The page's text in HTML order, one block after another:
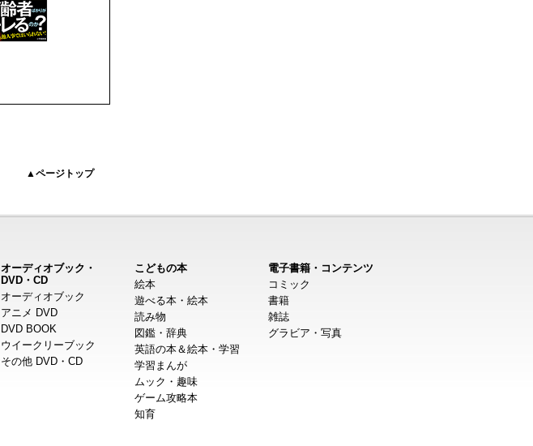
▲ページトップ
オーディオブック・
DVD・CD
オーディオブック
アニメ DVD
DVD BOOK
ウイークリーブック
その他 DVD・CD
こどもの本
絵本
遊べる本・絵本
読み物
図鑑・辞典
英語の本＆絵本・学習
学習まんが
ムック・趣味
ゲーム攻略本
知育
電子書籍・コンテンツ
コミック
書籍
雑誌
グラビア・写真